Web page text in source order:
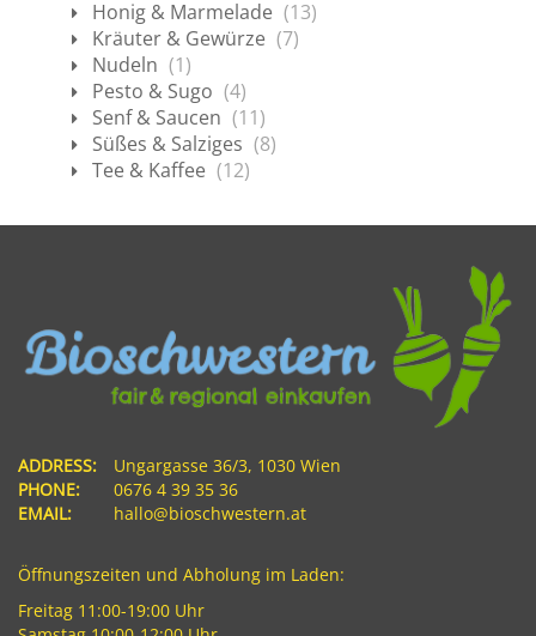
Honig & Marmelade (13)
Kräuter & Gewürze (7)
Nudeln (1)
Pesto & Sugo (4)
Senf & Saucen (11)
Süßes & Salziges (8)
Tee & Kaffee (12)
ADDRESS:
Ungargasse 36/3, 1030 Wien
PHONE:
0676 4 39 35 36
EMAIL:
hallo@bioschwestern.at
Öffnungszeiten und Abholung im Laden:
Freitag 11:00-19:00 Uhr